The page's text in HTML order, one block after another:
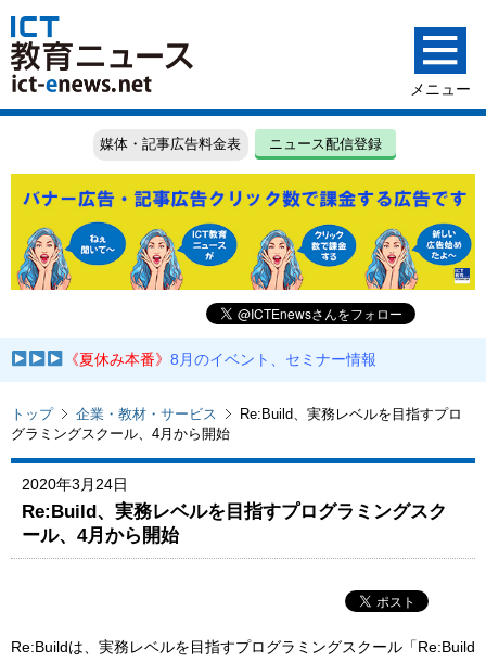
媒体・記事広告料金表 ニュース配信登録
《夏休み本番》8月のイベント、セミナー情報
トップ 企業・教材・サービス
Re:Build、実務レベルを目指すプロ
グラミングスクール、4月から開始
2020年3月24日
Re:Build、実務レベルを目指すプログラミングスク
ール、4月から開始
Re:Buildは、実務レベルを目指すプログラミングスクール「Re:Build